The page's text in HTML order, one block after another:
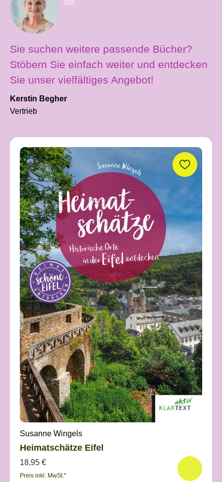
Sie suchen weitere passende Bücher?
Stöbern Sie einfach weiter und entdecken
Sie unser vielfältiges Angebot!
Kerstin Begher
Vertrieb
Produktgalerie überspringen
Susanne Wingels
Heimatschätze Eifel
18,95 €
Preis inkl. MwSt.*